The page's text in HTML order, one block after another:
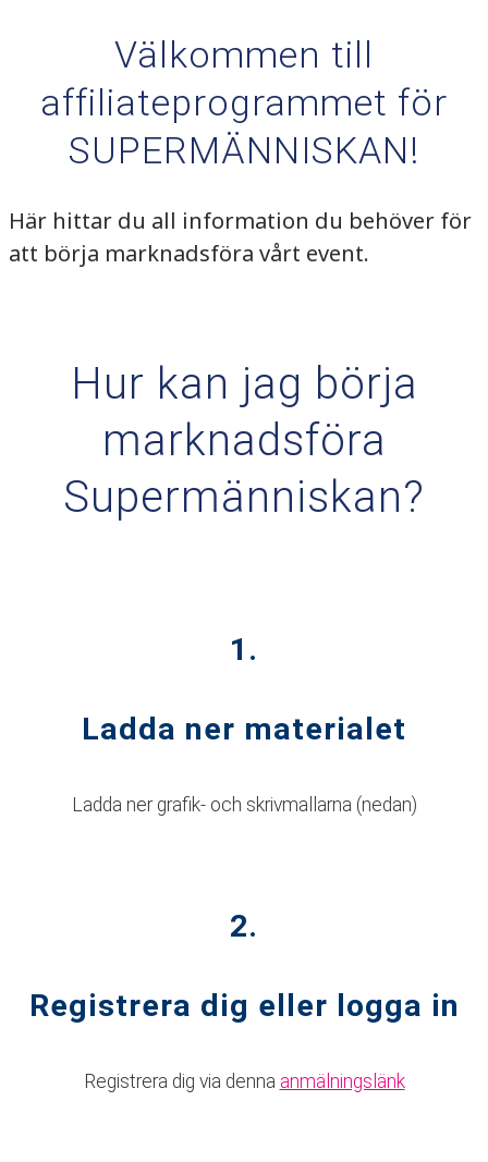
Välkommen till
affiliateprogrammet för
SUPERMÄNNISKAN!
Här hittar du all information du behöver för
att börja marknadsföra vårt event.
Hur kan jag börja
marknadsföra
Supermänniskan?
1.
Ladda ner materialet
Ladda ner grafik- och skrivmallarna (nedan)
2.
Registrera dig eller logga in
Registrera dig via denna anmälningslänk